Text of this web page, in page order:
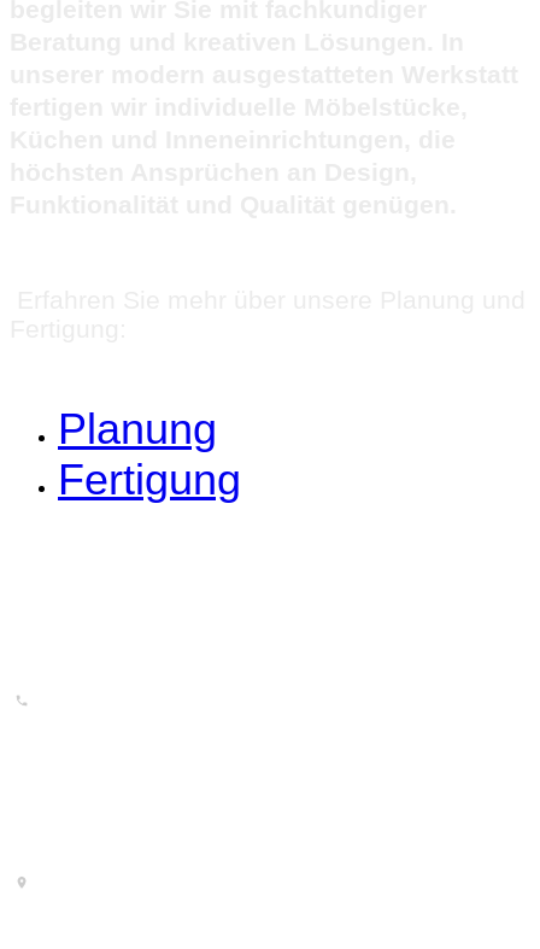
Planung
Fertigung